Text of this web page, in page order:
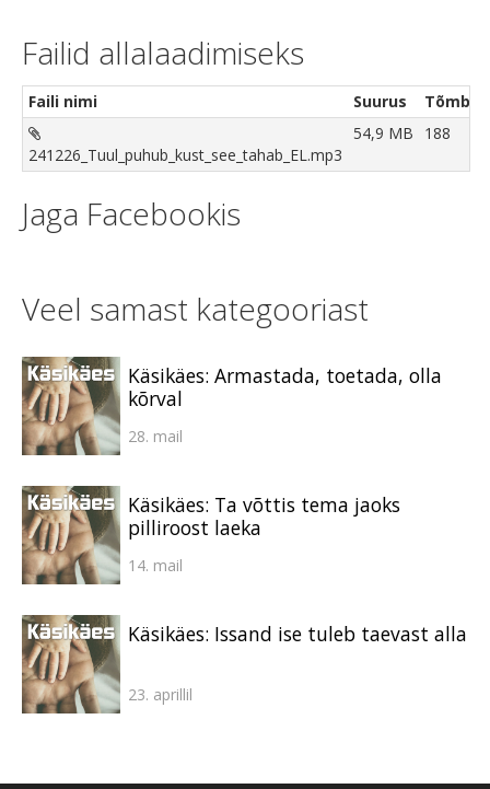
Failid allalaadimiseks
Faili nimi Suurus
241226_Tuul_puhub_kust_see_tahab_EL.mp3
54,9 MB 188
Jaga Facebookis
Veel samast kategooriast
Käsikäes: Armastada, toetada, olla
kõrval
28. mail
Käsikäes: Ta võttis tema jaoks
pilliroost laeka
14. mail
Käsikäes: Issand ise tuleb taevast alla
23. aprillil